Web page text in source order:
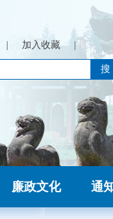
加入收藏|
廉政文化 通